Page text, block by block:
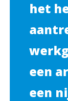
het
een
een